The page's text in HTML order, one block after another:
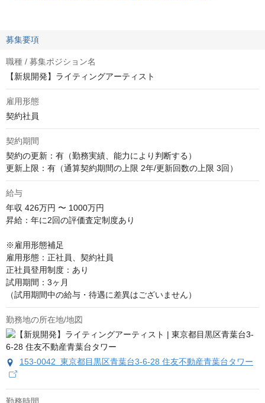
募集要項
職種 / 募集ポジション名
【新規開発】ライティングアーティスト
雇用形態
契約社員
契約期間
契約の更新：有（勤務実績、能力により判断する）
更新上限：有（通算契約期間の上限 2年/更新回数の上限 3回）
給与
年収 426万円 〜 1000万円
昇給：年に2回の評価査定制度あり
※雇用形態補足
雇用形態：正社員、契約社員
正社員登用制度：あり
試用期間：3ヶ月
（試用期間中の給与・待遇に差異はございません）
勤務地の所在地/地図
153-0042 東京都目黒区青葉台3-6-28 住友不動産青葉台タワー